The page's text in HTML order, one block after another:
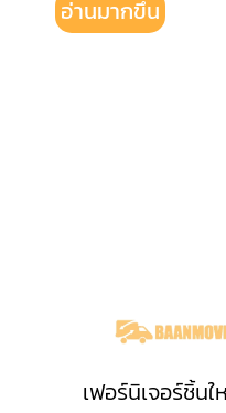
อ่านมากขึ้น
เฟอร์นิเจอร์ชิ้น